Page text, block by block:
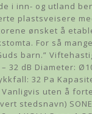
i inn- og utland
plastsveisere
ønsket å
For så
barn.”
32 dB Diameter:
32 Pa
uten å
stedsnavn) SONE